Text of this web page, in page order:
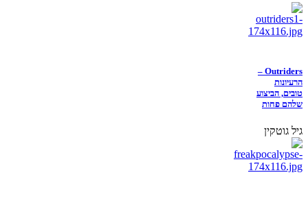
Outriders –
הרעיונות
טובים, הביצוע
שלהם פחות
גיל גוטקין